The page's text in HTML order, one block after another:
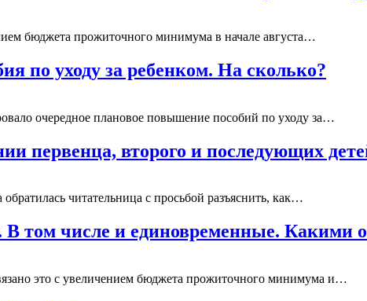
бюджета прожиточного минимума в начале августа…
по уходу за ребенком. На сколько?
очередное плановое повышение пособий по уходу за…
первенца, второго и последующих
читательница с просьбой разъяснить, как…
В том числе и единовременные. Какими
это с увеличением бюджета прожиточного минимума и…